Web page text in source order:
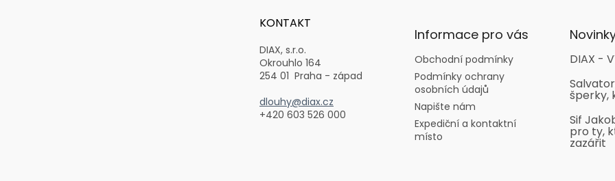
KONTAKT
DIAX, s.r.o.
Okrouhlo 164
254 01 Praha - západ
dlouhy@diax.cz
+420 603 526 000
Informace pro vás
Obchodní podmínky
Podmínky ochrany
osobních údajů
Napište nám
Expediční a kontaktní
místo
DIAX -
šperky,
Sif
pro ty,
zazářit